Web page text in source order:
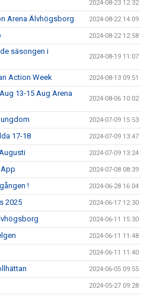
2024-08-23 12:32
Arena Älvhögsborg 2024-08-22 14:09
2024-08-22 12:58
säsongen i
2024-08-19 11:07
Action Week 2024-08-13 09:51
13-15 Aug Arena
2024-08-06 10:02
2024-07-09 15:53
17-18 2024-07-09 13:47
2024-07-09 13:24
2024-07-08 08:39
! 2024-06-28 16:04
2025 2024-06-17 12:30
2024-06-11 15:30
2024-06-11 11:48
2024-06-11 11:40
2024-06-05 09:55
2024-05-27 09:28